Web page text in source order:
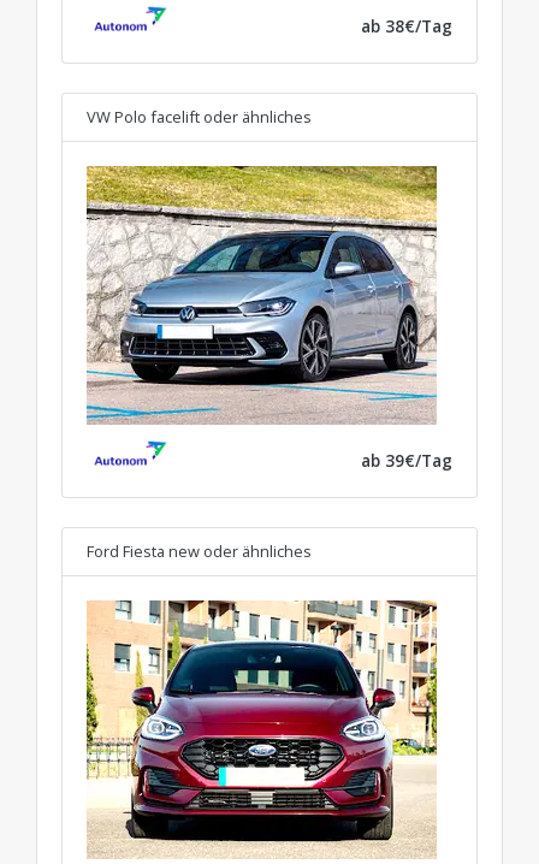
ab 38€/Tag
VW Polo facelift oder ähnliches
ab 39€/Tag
Ford Fiesta new oder ähnliches